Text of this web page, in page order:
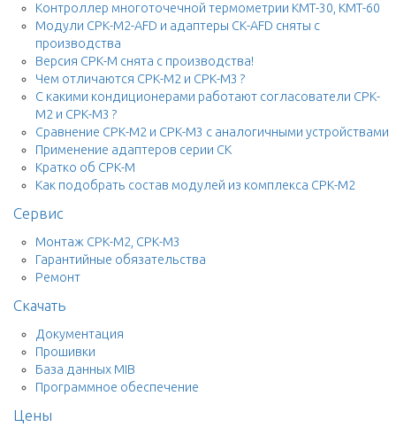
Контроллер многоточечной термометрии КМТ-30, КМТ-60
Модули СРК-М2-AFD и адаптеры СК-AFD сняты с
производства
Версия СРК-М снята с производства!
Чем отличаются СРК-М2 и СРК-М3 ?
С какими кондиционерами работают согласователи СРК-
М2 и СРК-М3 ?
Сравнение СРК-М2 и СРК-М3 с аналогичными устройствами
Применение адаптеров серии СК
Кратко об СРК-М
Как подобрать состав модулей из комплекса СРК-М2
Сервис
Монтаж СРК-М2, СРК-М3
Гарантийные обязательства
Ремонт
Скачать
Документация
Прошивки
База данных MIB
Программное обеспечение
Цены